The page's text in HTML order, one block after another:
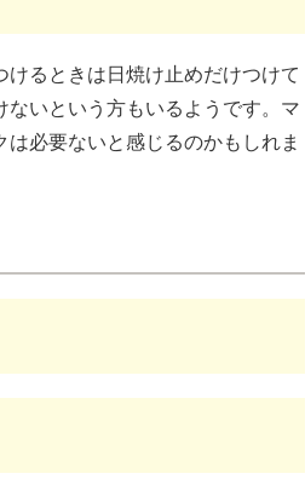
るときは日焼け止めだけつけて
ないという方もいるようです。マ
必要ないと感じるのかもしれま